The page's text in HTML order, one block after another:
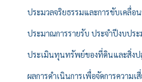
ประมวลจริยธรรมและการขับเคลื่อ
ประมาณการรายรับ ประจำปีงบปร
ประเมินทุนทรัพย์ของที่ดินและสิ่งป
ผลการดำเนินการเพื่อจัดการความเ